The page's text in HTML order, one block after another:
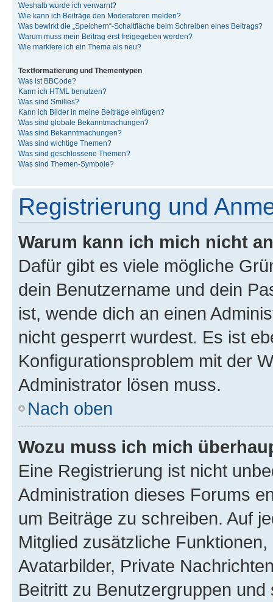
Weshalb wurde ich verwarnt?
Wie kann ich Beiträge den Moderatoren melden?
Was bewirkt die „Speichern“-Schaltfläche beim Schreiben eines Beitrags?
Warum muss mein Beitrag erst freigegeben werden?
Wie markiere ich ein Thema als neu?
Textformatierung und Thementypen
Was ist BBCode?
Kann ich HTML benutzen?
Was sind Smilies?
Kann ich Bilder in meine Beiträge einfügen?
Was sind globale Bekanntmachungen?
Was sind Bekanntmachungen?
Was sind wichtige Themen?
Was sind geschlossene Themen?
Was sind Themen-Symbole?
Registrierung und
Warum kann ich mich nicht
Dafür gibt es viele mögliche
dein Benutzername und dein
ist, wende dich an einen
nicht gesperrt wurdest. Es ist
Konfigurationsproblem mit der
Administrator lösen muss.
Nach oben
Wozu muss ich mich
Eine Registrierung ist nicht
Administration dieses Forums
um Beiträge zu schreiben. Auf
Mitglied zusätzliche
Avatarbilder, Private
Beitritt zu Benutzergruppen